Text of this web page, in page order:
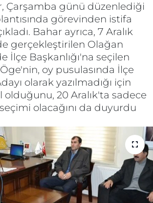
Çarşamba günü düzenlediği
görevinden istifa
Bahar ayrıca, 7 Aralık
gerçekleştirilen Olağan
İlçe Başkanlığı'na seçilen
oy pusulasında İlçe
olarak yazılmadığı için
20 Aralık'ta sadece
olacağını da duyurdu